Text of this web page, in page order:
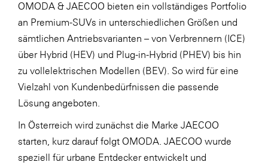
OMODA & JAECOO bieten ein vollständiges Portfolio
an Premium-SUVs in unterschiedlichen Größen und
sämtlichen Antriebsvarianten – von Verbrennern (ICE)
über Hybrid (HEV) und Plug-in-Hybrid (PHEV) bis hin
zu vollelektrischen Modellen (BEV). So wird für eine
Vielzahl von Kundenbedürfnissen die passende
Lösung angeboten.
In Österreich wird zunächst die Marke JAECOO
starten, kurz darauf folgt OMODA. JAECOO wurde
speziell für urbane Entdecker entwickelt und